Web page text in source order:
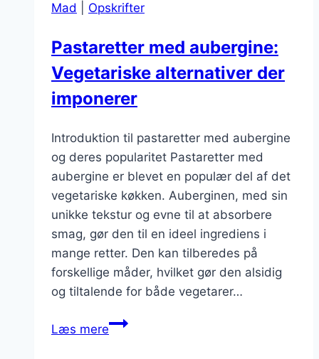
sundt
Mad Opskrifter
Pastaretter med aubergine:
Vegetariske alternativer der
imponerer
Introduktion til pastaretter med aubergine
og deres popularitet Pastaretter med
aubergine er blevet en populær del af det
vegetariske køkken. Auberginen, med sin
unikke tekstur og evne til at absorbere
smag, gør den til en ideel ingrediens i
mange retter. Den kan tilberedes på
forskellige måder, hvilket gør den alsidig
og tiltalende for både vegetarer…
Læs merePastaretter